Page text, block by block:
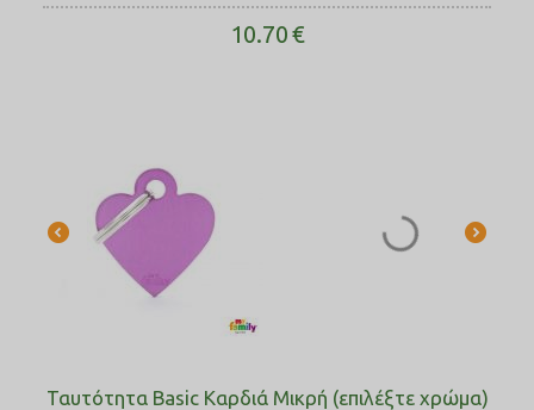
10.70€
Ταυτότητα Basic Καρδιά Μικρή (επιλέξτε χρώμα)